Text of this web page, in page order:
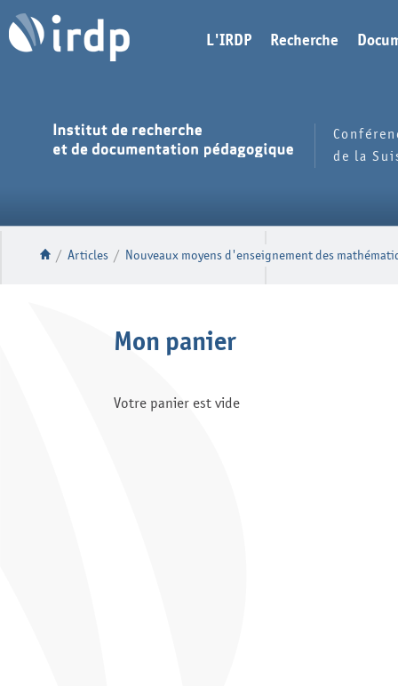
L'IRDP Recherche
de la
/ Articles / Nouveaux moyens d'enseignement des
Mon panier
Votre panier est vide